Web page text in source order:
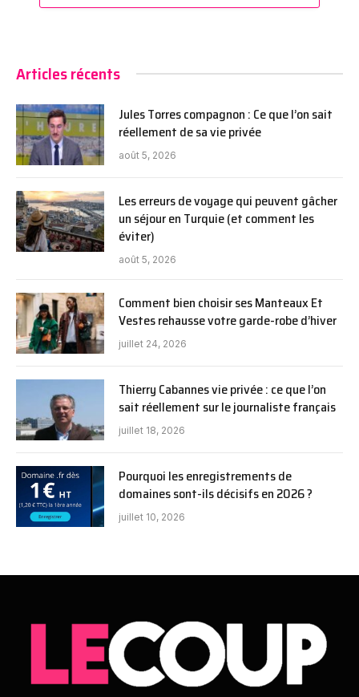
Articles récents
Jules Torres compagnon : Ce que l’on sait
réellement de sa vie privée
août 5, 2026
Les erreurs de voyage qui peuvent gâcher
un séjour en Turquie (et comment les
éviter)
août 5, 2026
Comment bien choisir ses Manteaux Et
Vestes rehausse votre garde-robe d’hiver
juillet 24, 2026
Thierry Cabannes vie privée : ce que l’on
sait réellement sur le journaliste français
juillet 18, 2026
Pourquoi les enregistrements de
domaines sont-ils décisifs en 2026 ?
juillet 10, 2026